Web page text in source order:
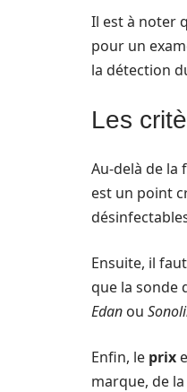
Il est à noter
pour un
la détection
Les
Au-delà de la
est un point
Ensuite, il
que la sonde
Edan ou
Enfin, le prix
marque, de